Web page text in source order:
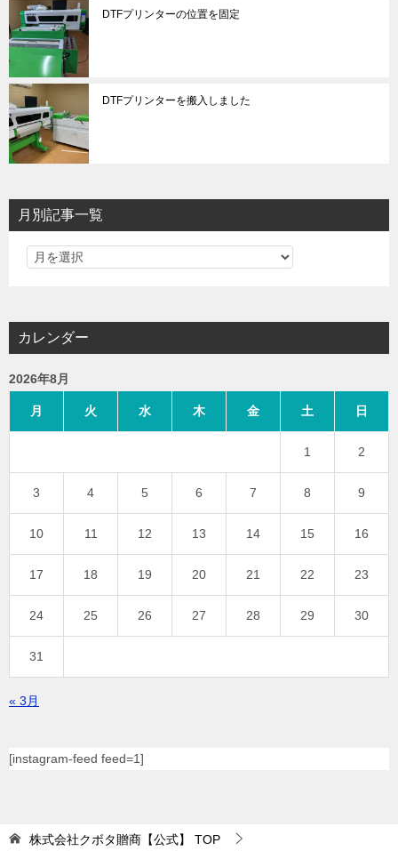
DTFプリンターの位置を固定
DTFプリンターを搬入しました
月別記事一覧
カレンダー
2026年8月
月 火 水 木 金 土 日
1 2
3 4 5 6 7 8 9
10 11 12 13 14 15 16
17 18 19 20 21 22 23
24 25 26 27 28 29 30
31
« 3月
[instagram-feed feed=1]
株式会社クボタ贈商【公式】
TOP